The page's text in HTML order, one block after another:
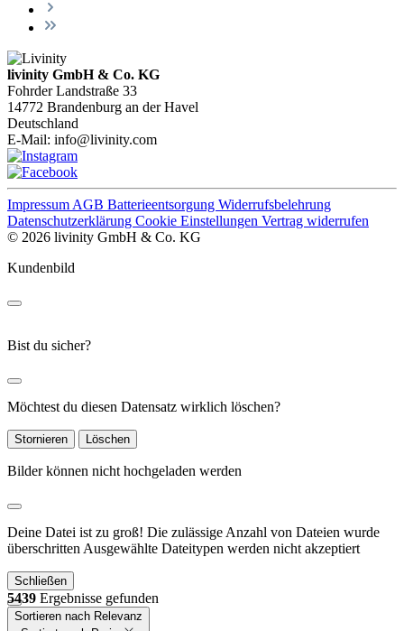
livinity GmbH & Co. KG
Fohrder Landstraße 33
14772 Brandenburg an der Havel
Deutschland
E-Mail: info@livinity.com
Impressum AGB Batterieentsorgung Widerrufsbelehrung
Datenschutzerklärung Cookie Einstellungen Vertrag widerrufen
© 2026 livinity GmbH & Co. KG
Kundenbild
Bist du sicher?
Möchtest du diesen Datensatz wirklich löschen?
Stornieren Löschen
Bilder können nicht hochgeladen werden
Deine Datei ist zu groß! Die zulässige Anzahl von Dateien wurde
überschritten Ausgewählte Dateitypen werden nicht akzeptiert
Schließen
5439 Ergebnisse gefunden
Sortieren nach Relevanz